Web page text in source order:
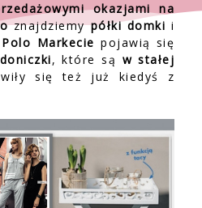
okazjami na
znajdziemypółki domki i
Polo Markecie pojawią się
, które są w stałej
się też już kiedyś z